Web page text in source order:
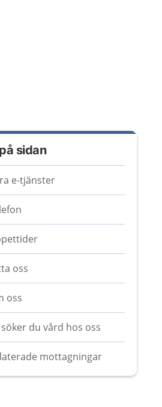
sidan
e-tjänster
oss
oss
söker du vård hos oss
mottagningar